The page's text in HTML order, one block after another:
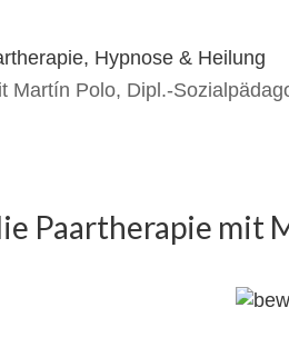
Martín Polo, Dipl.-
Paartherapie mit